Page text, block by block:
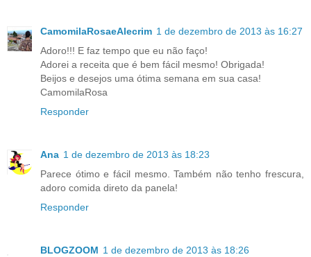
CamomilaRosaeAlecrim 1 de dezembro de 2013 às 16:27
Adoro!!! E faz tempo que eu não faço!
Adorei a receita que é bem fácil mesmo! Obrigada!
Beijos e desejos uma ótima semana em sua casa!
CamomilaRosa
Responder
Ana 1 de dezembro de 2013 às 18:23
Parece ótimo e fácil mesmo. Também não tenho frescura,
adoro comida direto da panela!
Responder
BLOGZOOM 1 de dezembro de 2013 às 18:26